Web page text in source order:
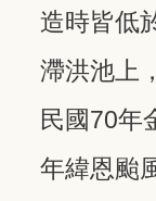
造時皆低
滯洪池上
民國70年
年緯恩颱